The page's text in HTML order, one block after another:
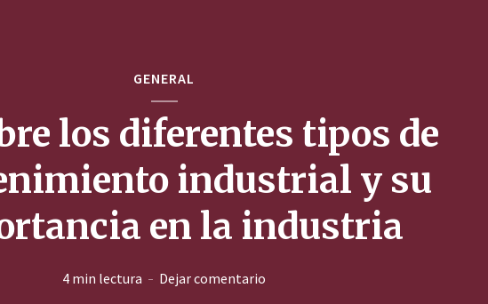
GENERAL
los diferentes tipos de
industrial y su
en la industria
4 min lectura Dejar comentario